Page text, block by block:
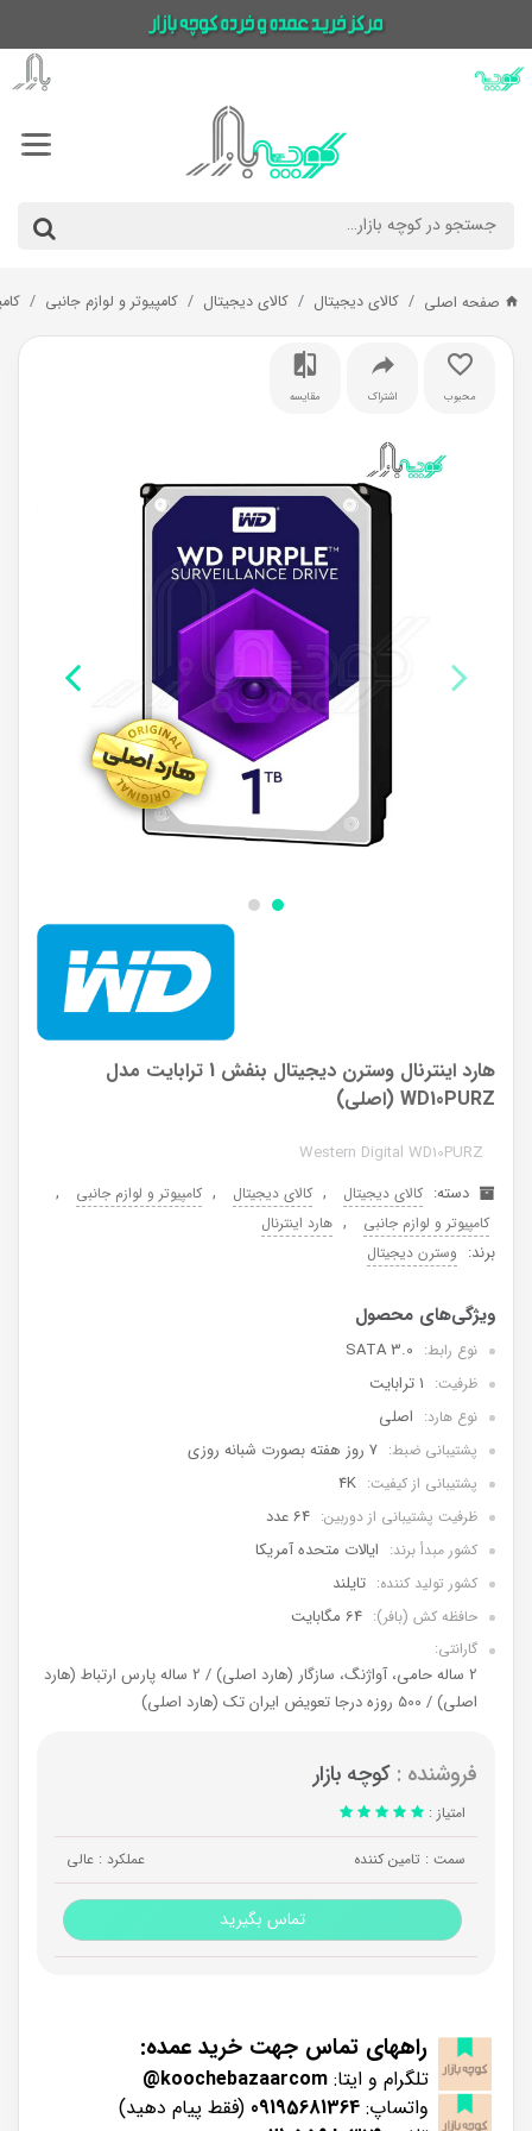
صفحه اصلی کالای دیجیتال کالای دیجیتال کامپیوتر و لوازم جانبی
محبوب اشتراک مقایسه
هارد اینترنال وسترن دیجیتال بنفش 1 ترابایت مدل
WD10PURZ (اصلی)
Western Digital WD10PURZ
دسته: کالای دیجیتال , کالای دیجیتال , کامپیوتر و لوازم جانبی ,
کامپیوتر و لوازم جانبی , هارد اینترنال
برند: وسترن دیجیتال
نوع رابط: SATA 3.0
ظرفیت: 1 ترابایت
نوع هارد: اصلی
پشتیبانی ضبط: 7 روز هفته بصورت شبانه روزی
پشتیبانی از کیفیت: 4K
ظرفیت پشتیبانی از دوربین: 64 عدد
کشور مبدأ برند: ایالات متحده آمریکا
کشور تولید کننده: تایلند
حافظه کش (بافر): 64 مگابایت
گارانتی:
2 ساله حامی، آواژنگ، سازگار (هارد اصلی) / 2 ساله پارس ارتباط (هارد
اصلی) / 500 روزه درجا تعویض ایران تک (هارد اصلی)
فروشنده : کوچه بازار
امتیاز :
سمت : تامین کننده عملکرد : عالی
تماس بگیرید
راههای تماس جهت خرید عمده:
تلگرام و ایتا: koochebazaarcom@
واتساپ:
(فقط پیام دهید)